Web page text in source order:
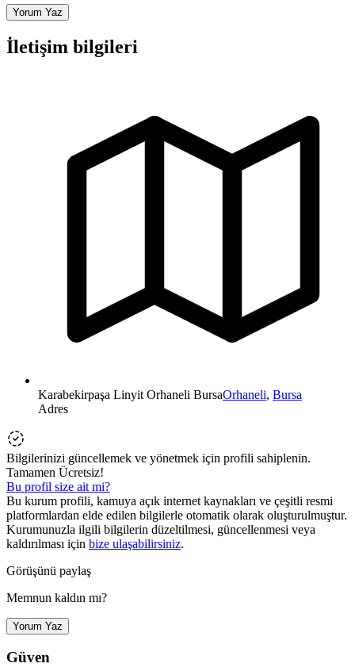
Yorum Yaz
İletişim bilgileri
Karabekirpaşa Linyit Orhaneli BursaOrhaneli, Bursa
Adres
Bilgilerinizi güncellemek ve yönetmek için profili sahiplenin.
Tamamen Ücretsiz!
Bu profil size ait mi?
Bu kurum profili, kamuya açık internet kaynakları ve çeşitli resmi
platformlardan elde edilen bilgilerle otomatik olarak oluşturulmuştur.
Kurumunuzla ilgili bilgilerin düzeltilmesi, güncellenmesi veya
kaldırılması için bize ulaşabilirsiniz.
Görüşünü paylaş
Memnun kaldın mı?
Yorum Yaz
Güven